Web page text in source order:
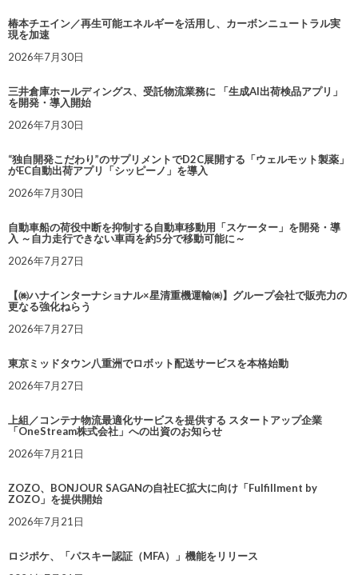
椿本チエイン／再生可能エネルギーを活用し、カーボンニュートラル実
現を加速
2026年7月30日
三井倉庫ホールディングス、受託物流業務に 「生成AI出荷検品アプリ」
を開発・導入開始
2026年7月30日
“独自開発こだわり”のサプリメントでD2C展開する「ウェルモット製薬」
がEC自動出荷アプリ「シッピーノ」を導入
2026年7月30日
自動車船の荷役中断を抑制する自動車移動用「スケーター」を開発・導
入 ～自力走行できない車両を約5分で移動可能に～
2026年7月27日
【㈱ハナインターナショナル×星清重機運輸㈱】グループ会社で販売力の
更なる強化ねらう
2026年7月27日
東京ミッドタウン八重洲でロボット配送サービスを本格始動
2026年7月27日
上組／コンテナ物流最適化サービスを提供する スタートアップ企業
「OneStream株式会社」への出資のお知らせ
2026年7月21日
ZOZO、BONJOUR SAGANの自社EC拡大に向け「Fulfillment by
ZOZO」を提供開始
2026年7月21日
ロジポケ、「パスキー認証（MFA）」機能をリリース